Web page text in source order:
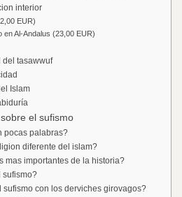
interior
EUR)
en Al-Andalus (23,00 EUR)
del tasawwuf
Islam
el sufismo
pocas palabras?
diferente del islam?
mas importantes de la historia?
sufismo?
sufismo con los derviches girovagos?